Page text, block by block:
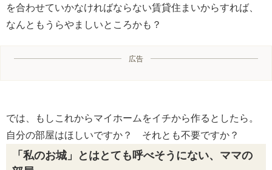
を合わせていかなければならない賃貸住まいからすれば、
なんともうらやましいところかも？
広告
では、もしこれからマイホームをイチから作るとしたら。
自分の部屋はほしいですか？ それとも不要ですか？
「私のお城」とはとても呼べそうにない、ママの